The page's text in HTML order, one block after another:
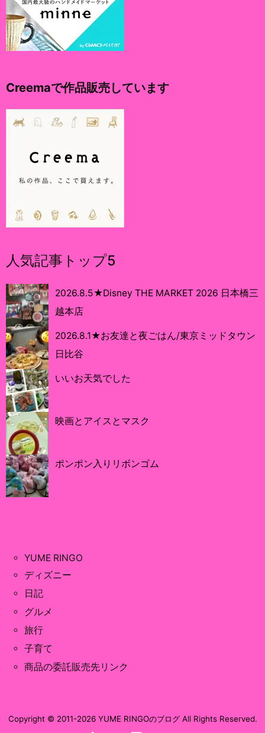
Creemaで作品販売しています
人気記事トップ5
2026.8.5★Disney THE MARKET 2026 日本橋三
越本店
2026.8.1★お友達と夜ごはん/東京ミッドタウン
日比谷
いいお天気でした
映画とアイスとマスク
ポンポン入りリボンゴム
YUME RINGO
ディズニー
日記
グルメ
旅行
子育て
商品の委託販売先リンク
Copyright © 2011-2026 YUME RINGOのブログAll Rights Reserved.